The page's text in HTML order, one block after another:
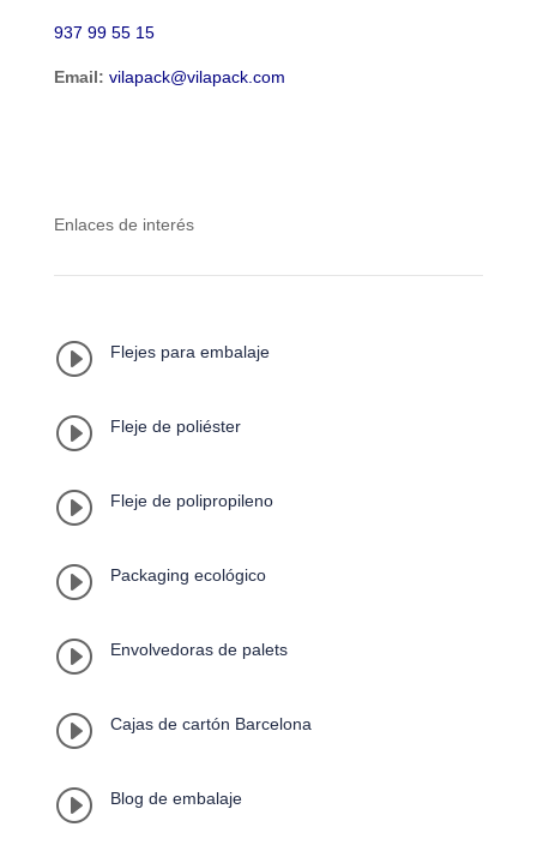
937 99 55 15
Email: vilapack@vilapack.com
Enlaces de interés
I Flejes para embalaje
I Fleje de poliéster
I Fleje de polipropileno
I Packaging ecológico
I Envolvedoras de palets
I Cajas de cartón Barcelona
I Blog de embalaje